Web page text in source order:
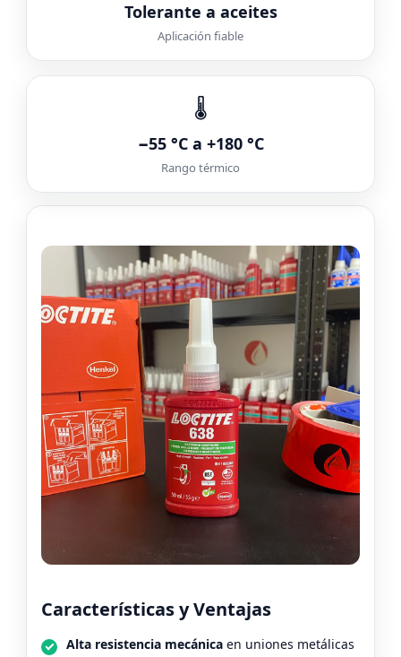
Tolerante a aceites
Aplicación fiable
🌡️
−55 °C a +180 °C
Rango térmico
Características y Ventajas
Alta resistencia mecánica en uniones metálicas